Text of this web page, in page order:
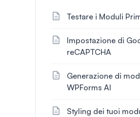
Testare i Moduli
Impostazione di
reCAPTCHA
Generazione di
WPForms AI
Styling dei tuoi